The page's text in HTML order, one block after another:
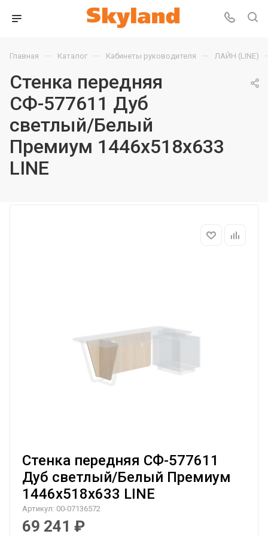
Главная — Каталог — Кабинеты руководителя — ЛАЙН (LINE)
Стенка передняя
СФ-577611 Дуб
светлый/Белый
Премиум 1446х518х633
LINE
Стенка передняя СФ-577611
Дуб светлый/Белый Премиум
1446х518х633 LINE
Артикул: 00-07136572
69 241 ₽